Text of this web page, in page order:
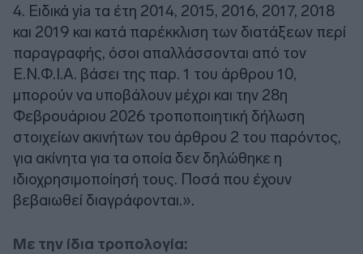
4. Ειδικά yia τα έτη 2014, 2015, 2016, 2017, 2018
και 2019 και κατά παρέκκλιση των διατάξεων περί
παραγραφής, όσοι απαλλάσσονται από τον
Ε.Ν.Φ.Ι.Α. βάσει της παρ. 1 του άρθρου 10,
μπορούν να υποβάλουν μέχρι και την 28η
Φεβρουάριου 2026 τροποποιητική δήλωση
στοιχείων ακινήτων του άρθρου 2 του παρόντος,
για ακίνητα για τα οποία δεν δηλώθηκε η
ιδιοχρησιμοποίησή τους. Ποσά που έχουν
βεβαιωθεί διαγράφονται.».
Με την ίδια τροπολογία: